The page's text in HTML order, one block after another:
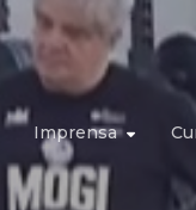
Imprensa